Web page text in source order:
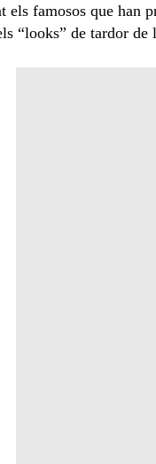
els famosos que han
“looks” de tardor de